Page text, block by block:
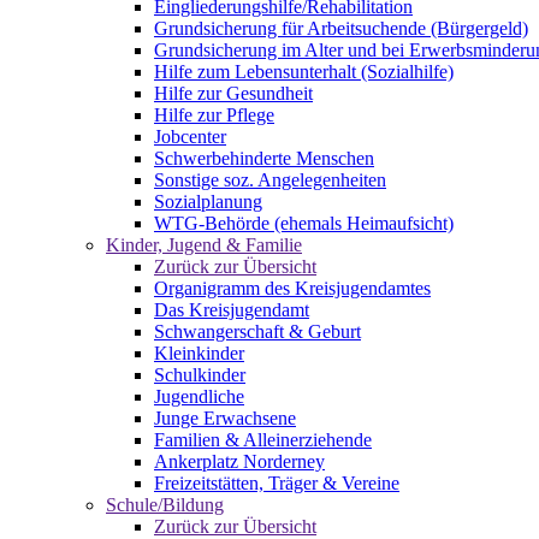
Eingliederungshilfe/Rehabilitation
Grundsicherung für Arbeitsuchende (Bürgergeld)
Grundsicherung im Alter und bei
Hilfe zum Lebensunterhalt (Sozialhilfe)
Hilfe zur Gesundheit
Hilfe zur Pflege
Jobcenter
Schwerbehinderte Menschen
Sonstige soz. Angelegenheiten
Sozialplanung
WTG-Behörde (ehemals Heimaufsicht)
Kinder, Jugend & Familie
Zurück zur Übersicht
Organigramm des Kreisjugendamtes
Das Kreisjugendamt
Schwangerschaft & Geburt
Kleinkinder
Schulkinder
Jugendliche
Junge Erwachsene
Familien & Alleinerziehende
Ankerplatz Norderney
Freizeitstätten, Träger & Vereine
Schule/Bildung
Zurück zur Übersicht